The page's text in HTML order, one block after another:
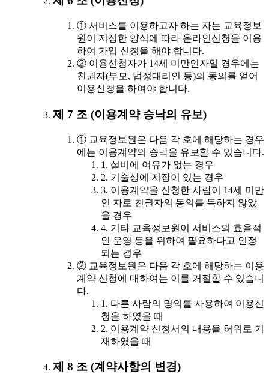
① 서비스를 이용하고자 하는 자는 교육정보
원이 지정한 양식에 따라 온라인신청을 이용
하여 가입 신청을 해야 합니다.
② 이용신청자가 14세 미만인자일 경우에는
친권자(부모, 법정대리인 등)의 동의를 얻어
이용신청을 하여야 합니다.
제 7 조 (이용계약 승낙의 유보)
① 교육정보원은 다음 각 호에 해당하는 경우
에는 이용계약의 승낙을 유보할 수 있습니다.
1. 설비에 여유가 없는 경우
2. 기술상에 지장이 있는 경우
3. 이용계약을 신청한 사람이 14세 미만
인 자로 친권자의 동의를 득하지 않았
을 경우
4. 기타 교육정보원이 서비스의 효율적
인 운영 등을 위하여 필요하다고 인정
되는 경우
② 교육정보원은 다음 각 호에 해당하는 이용
계약 신청에 대하여는 이를 거절할 수 있습니
다.
1. 다른 사람의 명의를 사용하여 이용신
청을 하였을 때
2. 이용계약 신청서의 내용을 허위로 기
재하였을 때
제 8 조 (계약사항의 변경)